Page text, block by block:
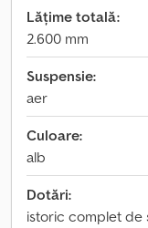
Lățime totală:
2.600 mm
Suspensie:
aer
Culoare:
alb
Dotări:
istoric complet de